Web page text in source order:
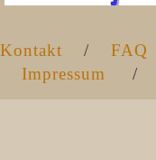
Kontakt / FAQ
Impressum /